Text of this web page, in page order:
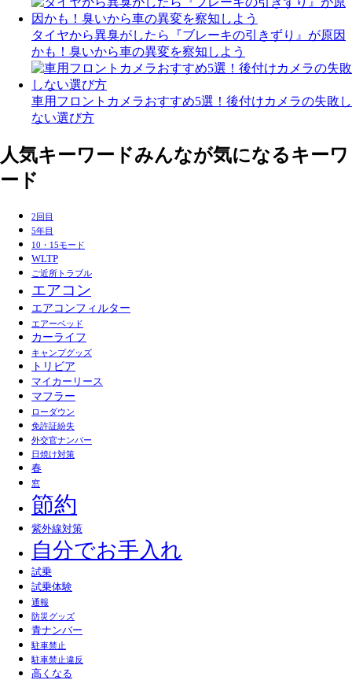
タイヤから異臭がしたら『ブレーキの引きずり』が原因
かも！臭いから車の異変を察知しよう
車用フロントカメラおすすめ5選！後付けカメラの失敗し
ない選び方
人気キーワードみんなが気になるキーワ
ード
2回目
5年目
10・15モード
WLTP
ご近所トラブル
エアコン
エアコンフィルター
エアーベッド
カーライフ
キャンプグッズ
トリビア
マイカーリース
マフラー
ローダウン
免許証紛失
外交官ナンバー
日焼け対策
春
窓
節約
紫外線対策
自分でお手入れ
試乗
試乗体験
通報
防災グッズ
青ナンバー
駐車禁止
駐車禁止違反
高くなる